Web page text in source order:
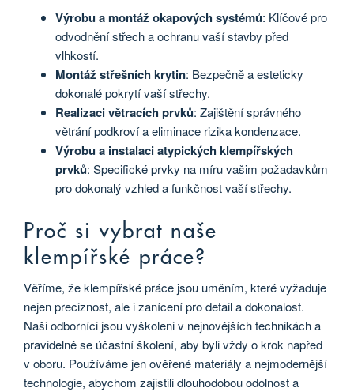
Výrobu a montáž okapových systémů: Klíčové pro
odvodnění střech a ochranu vaší stavby před
vlhkostí.
Montáž střešních krytin: Bezpečně a esteticky
dokonalé pokrytí vaší střechy.
Realizaci větracích prvků: Zajištění správného
větrání podkroví a eliminace rizika kondenzace.
Výrobu a instalaci atypických klempířských
prvků: Specifické prvky na míru vašim požadavkům
pro dokonalý vzhled a funkčnost vaší střechy.
Proč si vybrat naše
klempířské práce?
Věříme, že klempířské práce jsou uměním, které vyžaduje
nejen preciznost, ale i zanícení pro detail a dokonalost.
Naši odborníci jsou vyškoleni v nejnovějších technikách a
pravidelně se účastní školení, aby byli vždy o krok napřed
v oboru. Používáme jen ověřené materiály a nejmodernější
technologie, abychom zajistili dlouhodobou odolnost a